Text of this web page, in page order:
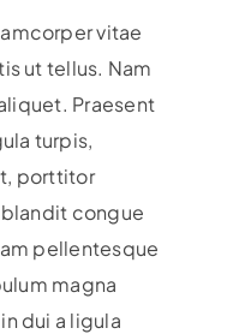
vitae
ut tellus. Nam
Praesent
turpis,
porttitor
congue
pellentesque
magna
dui a ligula